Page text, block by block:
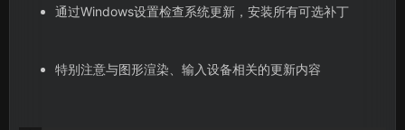
通过Windows设置检查系统更新，安装所有可选补丁
特别注意与图形渲染、输入设备相关的更新内容